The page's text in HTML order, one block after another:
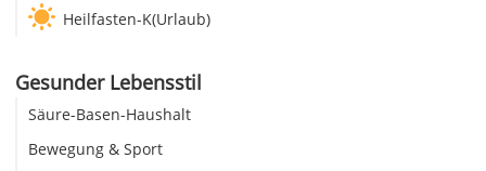
Heilfasten-K(Urlaub)
Gesunder Lebensstil
Säure-Basen-Haushalt
Bewegung & Sport